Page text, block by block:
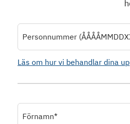
Personnummer
Läs om hur vi behandlar dina
Förnamn*